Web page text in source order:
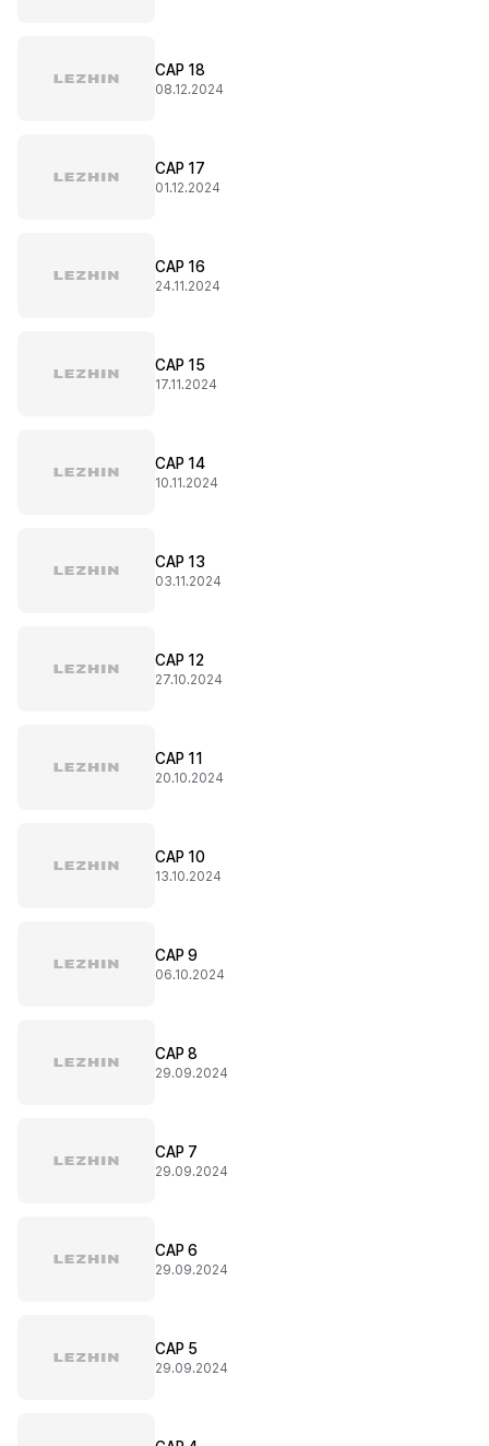
CAP 18
08.12.2024
CAP 17
01.12.2024
CAP 16
24.11.2024
CAP 15
17.11.2024
CAP 14
10.11.2024
CAP 13
03.11.2024
CAP 12
27.10.2024
CAP 11
20.10.2024
CAP 10
13.10.2024
CAP 9
06.10.2024
CAP 8
29.09.2024
CAP 7
29.09.2024
CAP 6
29.09.2024
CAP 5
29.09.2024